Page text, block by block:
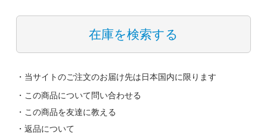
在庫を検索する
・当サイトのご注文のお届け先は日本国内に限ります
・この商品について問い合わせる
・この商品を友達に教える
・返品について